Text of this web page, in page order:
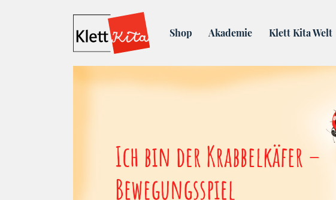
Shop Akademie Klett Kita Welt
Blog Bewegungsspiel für draußen – Ich